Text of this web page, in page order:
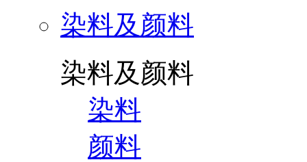
染料及颜料
染料及颜料
染料
颜料